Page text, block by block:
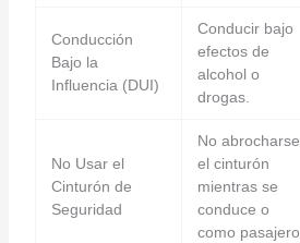
Conducción
Bajo la
Influencia (DUI)
Conducir bajo
efectos de
alcohol o
drogas.
No Usar el
Cinturón de
Seguridad
No abrocharse
el cinturón
mientras se
conduce o
como pasajero.